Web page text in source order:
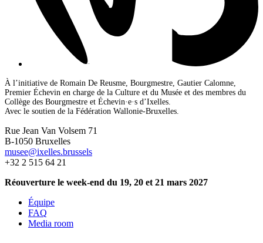
À l’initiative de Romain De Reusme, Bourgmestre, Gautier Calomne,
Premier Échevin en charge de la Culture et du Musée et des membres du
Collège des Bourgmestre et Échevin·e·s d’Ixelles.
Avec le soutien de la Fédération Wallonie-Bruxelles.
Rue Jean Van Volsem 71
B-1050 Bruxelles
musee@ixelles.brussels
+32 2 515 64 21
Réouverture le week-end du 19, 20 et 21 mars 2027
Équipe
FAQ
Media room